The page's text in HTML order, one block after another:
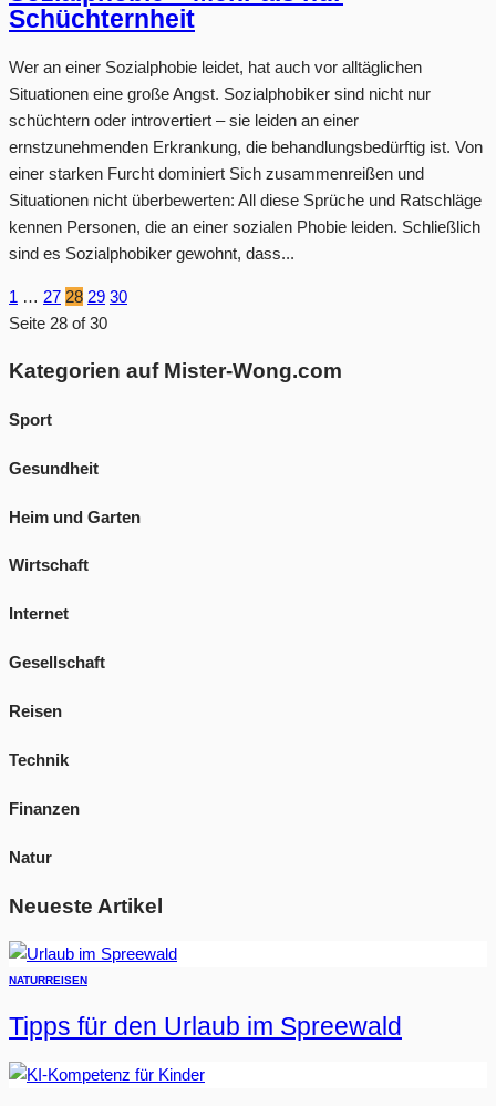
Schüchternheit
Wer an einer Sozialphobie leidet, hat auch vor alltäglichen
Situationen eine große Angst. Sozialphobiker sind nicht nur
schüchtern oder introvertiert – sie leiden an einer
ernstzunehmenden Erkrankung, die behandlungsbedürftig ist. Von
einer starken Furcht dominiert Sich zusammenreißen und
Situationen nicht überbewerten: All diese Sprüche und Ratschläge
kennen Personen, die an einer sozialen Phobie leiden. Schließlich
sind es Sozialphobiker gewohnt, dass...
1 … 27 28 29 30
Seite 28 of 30
Kategorien auf Mister-Wong.com
Sport
Gesundheit
Heim und Garten
Wirtschaft
Internet
Gesellschaft
Reisen
Technik
Finanzen
Natur
Neueste Artikel
NATURREISEN
Tipps für den Urlaub im Spreewald